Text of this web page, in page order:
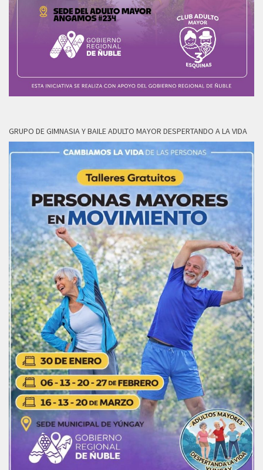
GRUPO DE GIMNASIA Y BAILE ADULTO MAYOR DESPERTANDO A LA VIDA